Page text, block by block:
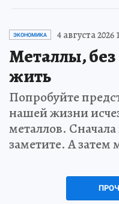
ЭКОНОМИКА 4 августа 2026
Металлы,
жить
Попробуйте
нашей жизни
металлов.
заметите. А